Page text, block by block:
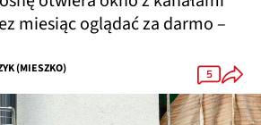
miesiąc oglądać za darmo –
(MIESZKO)
5